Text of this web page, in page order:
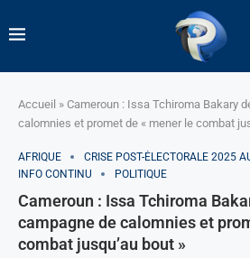
Accueil » Cameroun : Issa Tchiroma Bakary
calomnies et promet de « mener le combat
AFRIQUE
CRISE POST-ÉLECTORALE 2025
INFO CONTINU
POLITIQUE
Cameroun : Issa Tchiroma
campagne de calomnies et
combat jusqu’au bout »